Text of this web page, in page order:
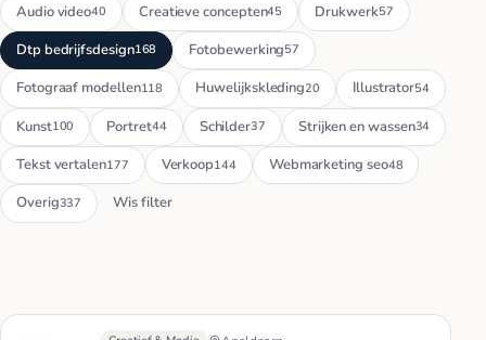
Audio video40 Creatieve concepten45 Drukwerk57
Dtp bedrijfsdesign168 Fotobewerking57
Fotograaf modellen118 Huwelijkskleding20 Illustrator54
Kunst100 Portret44 Schilder37 Strijken en wassen34
Tekst vertalen177 Verkoop144 Webmarketing seo48
Overig337 Wis filter